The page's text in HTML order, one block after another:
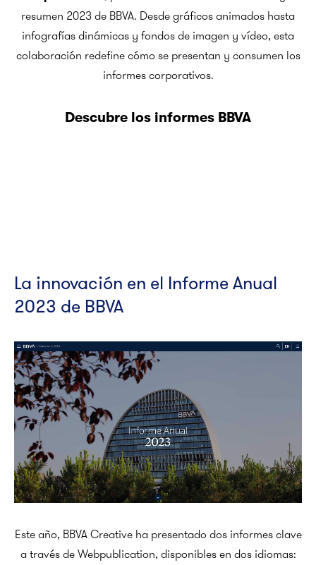
resumen 2023 de BBVA. Desde gráficos animados hasta
infografías dinámicas y fondos de imagen y vídeo, esta
colaboración redefine cómo se presentan y consumen los
informes corporativos.
Descubre los informes BBVA
La innovación en el Informe Anual
2023 de BBVA
Este año, BBVA Creative ha presentado dos informes clave
a través de Webpublication, disponibles en dos idiomas: